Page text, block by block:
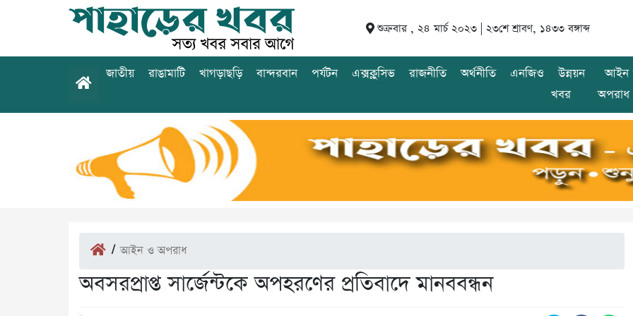
শুক্রবার , ২৪ মার্চ ২০২৩ | ২৩শে শ্রাবণ, ১৪৩৩ বঙ্গাব্দ
জাতীয় রাঙামাটি খাগড়াছড়ি বান্দরবান পর্যটন এক্সক্লুসিভ রাজনীতি অর্থনীতি এনজিও
উন্নয়ন
খবর
আইন
অপরাধ
/আইন ও অপরাধ
অবসরপ্রাপ্ত সার্জেন্টকে অপহরণের প্রতিবাদে মানববন্ধন